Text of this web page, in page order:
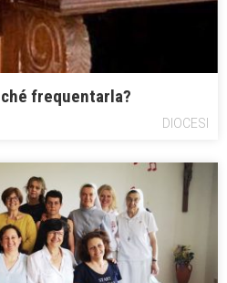
frequentarla?
DIOCESI